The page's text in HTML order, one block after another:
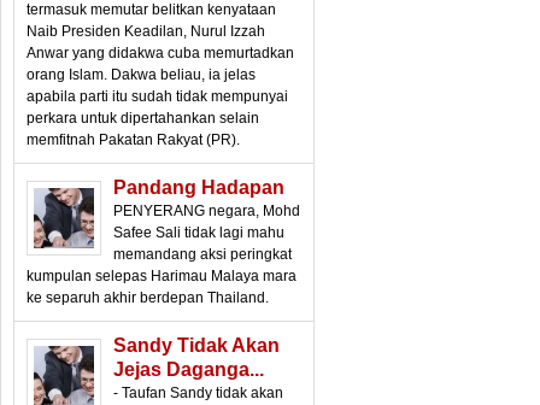
termasuk memutar belitkan kenyataan
Naib Presiden Keadilan, Nurul Izzah
Anwar yang didakwa cuba memurtadkan
orang Islam. Dakwa beliau, ia jelas
apabila parti itu sudah tidak mempunyai
perkara untuk dipertahankan selain
memfitnah Pakatan Rakyat (PR).
Pandang Hadapan
PENYERANG negara, Mohd
Safee Sali tidak lagi mahu
memandang aksi peringkat
kumpulan selepas Harimau Malaya mara
ke separuh akhir berdepan Thailand.
Sandy Tidak Akan
Jejas Daganga...
- Taufan Sandy tidak akan